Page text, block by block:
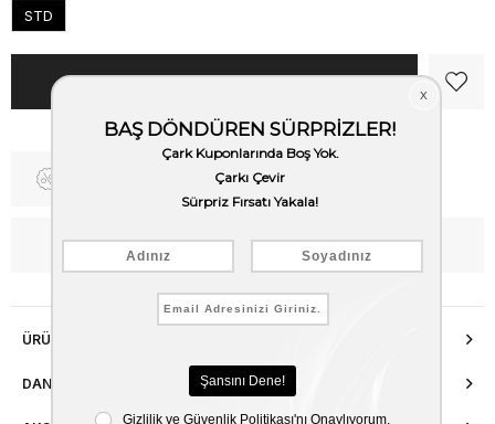
STD
Fiyat Düşünce Haber Ver
WhatsApp’tan Bilgi Al
ÜRÜN ÖZELLIKLERI
DANIŞMA HATTI